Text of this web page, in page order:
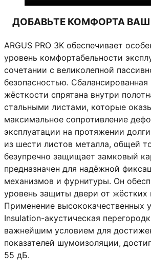
ДОБАВЬТЕ КОМФОРТА
ARGUS PRO 3K обеспечивает
уровень комфортабельности
сочетании с великолепной
безопасностью.
жёсткости спрятана внутри
стальными листами, которые
максимальное сопротивление
эксплуатации на протяжении
из шести листов металла, общей
безупречно защищает замковый
предназначен для надёжной
механизмов и фурнитуры. Он
уровень защиты двери от жёстких
Применение высококачественных
Insulation-акустическая
важнейшим условием для
показателей шумоизоляции,
55 дБ.